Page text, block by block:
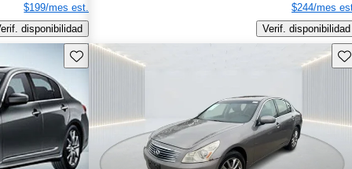
$199/mes est.
disponibilidad
$244/mes
Verif. disponibilidad
Guarda este Aviso